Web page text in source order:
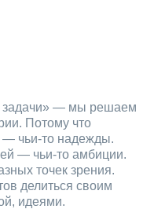
задачи» — мы решаем
Потому что
чьи‑то надежды.
— чьи‑то амбиции.
точек зрения.
делиться своим
идеями.